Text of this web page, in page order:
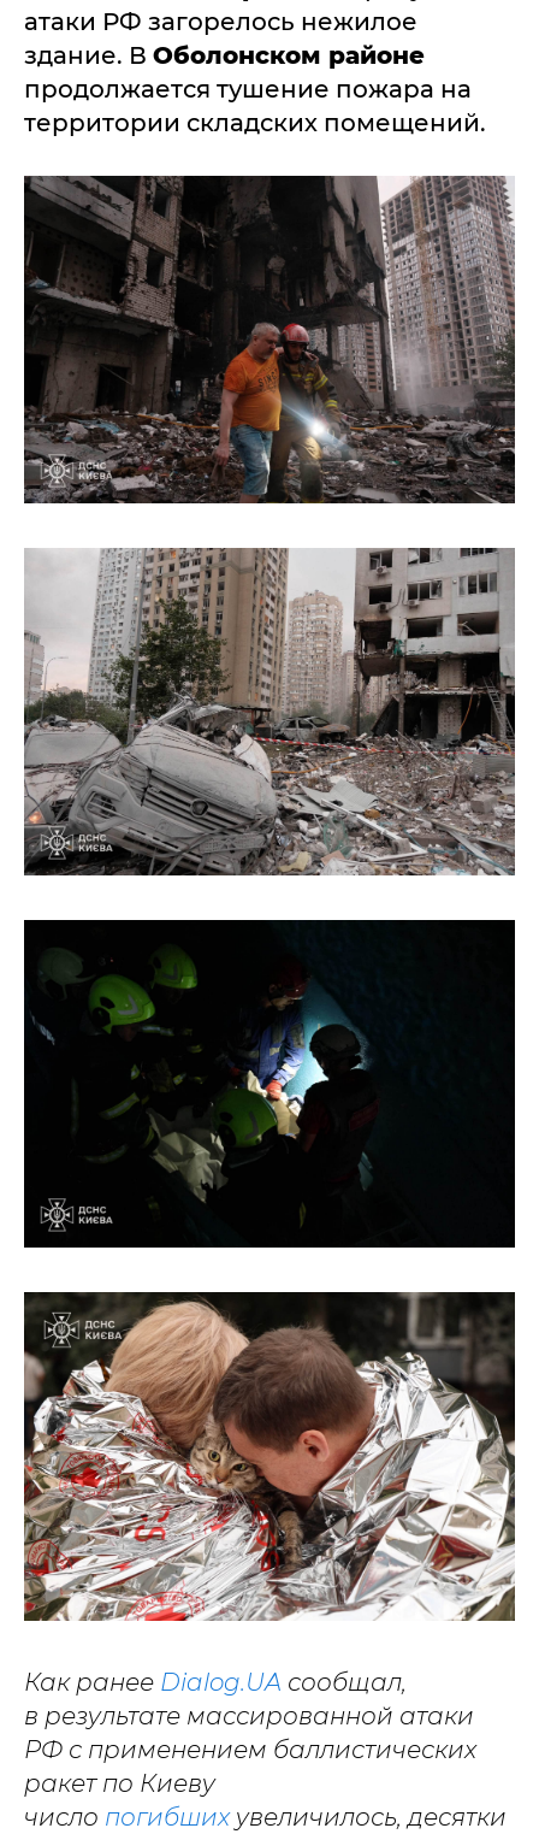
атаки РФ загорелось нежилое
здание. В Оболонском районе
продолжается тушение пожара на
территории складских помещений.
Как ранее Dialog.UA сообщал,
в результате массированной атаки
РФ с применением баллистических
ракет по Киеву
число погибших увеличилось, десятки